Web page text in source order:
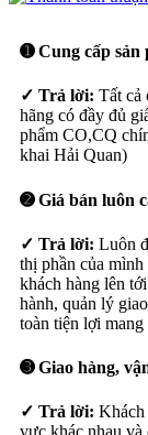
➊ Cung cấp sản
✓ Trả lời: Tất cả
hãng có đầy đủ
phẩm CO,CQ
khai Hải Quan)
➋ Giá bán luôn
✓ Trả lời: Luôn
thị phần của
khách hàng lên
hành, quản lý
toàn tiện lợi
➌ Giao hàng,
✓ Trả lời: Khách